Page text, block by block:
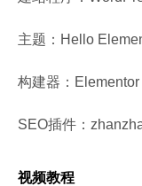
主题：Hello
构建器：
SEO插件：
视频教程